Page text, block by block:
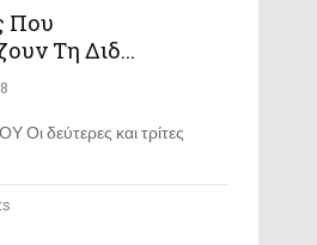
Που
Τη Διδ...
Οι δεύτερες και τρίτες